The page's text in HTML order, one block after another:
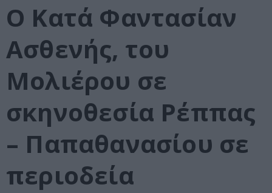
Ο Κατά Φαντασίαν
Ασθενής, του
Μολιέρου σε
σκηνοθεσία Ρέππας
– Παπαθανασίου σε
περιοδεία